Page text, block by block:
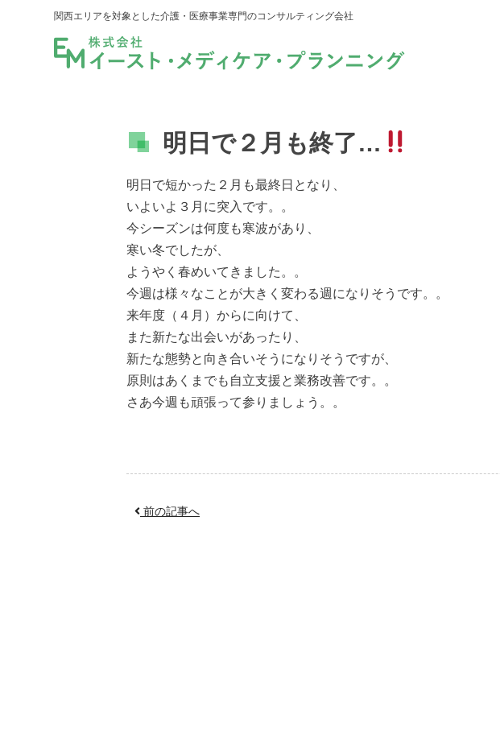
関西エリアを対象とした介護・医療事業専門のコンサルティング会社
明日で２月も終了…
明日で短かった２月も最終日となり、
いよいよ３月に突入です。。
今シーズンは何度も寒波があり、
寒い冬でしたが、
ようやく春めいてきました。。
今週は様々なことが大きく変わる週になりそうです。。
来年度（４月）からに向けて、
また新たな出会いがあったり、
新たな態勢と向き合いそうになりそうですが、
原則はあくまでも自立支援と業務改善です。。
さあ今週も頑張って参りましょう。。
前の記事へ